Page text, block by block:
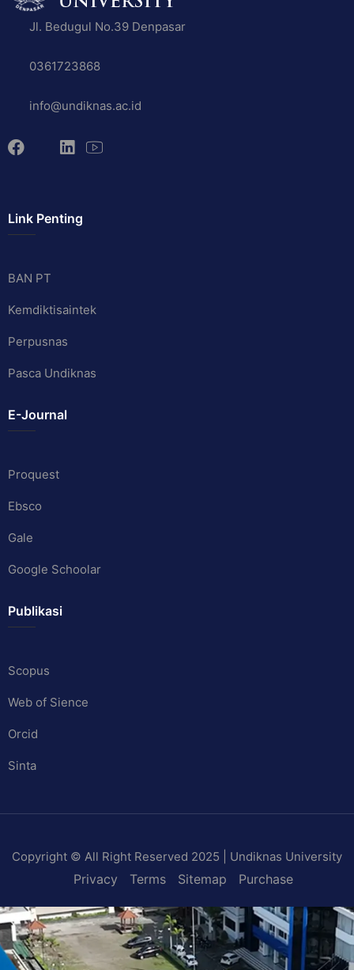
Jl. Bedugul No.39 Denpasar
0361723868
info@undiknas.ac.id
Link Penting
BAN PT
Kemdiktisaintek
Perpusnas
Pasca Undiknas
E-Journal
Proquest
Ebsco
Gale
Google Schoolar
Publikasi
Scopus
Web of Sience
Orcid
Sinta
Copyright © All Right Reserved 2025 | Undiknas University
Privacy Terms Sitemap Purchase